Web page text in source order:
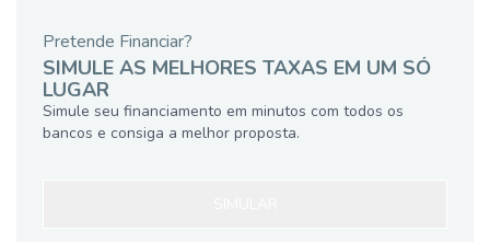
Pretende Financiar?
SIMULE AS MELHORES TAXAS EM UM SÓ
LUGAR
Simule seu financiamento em minutos com todos os
bancos e consiga a melhor proposta.